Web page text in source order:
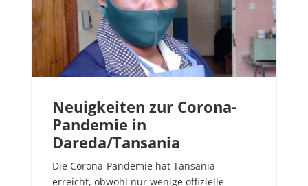
Neuigkeiten zur Corona-
Pandemie in
Dareda/Tansania
Die Corona-Pandemie hat Tansania
erreicht, obwohl nur wenige offizielle